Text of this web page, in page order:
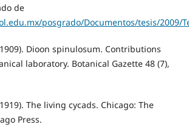
de
posgrado/Documentos/tesis/2009/
Dioon spinulosum. Contributions
laboratory. Botanical Gazette 48 (7),
The living cycads. Chicago: The
Press.